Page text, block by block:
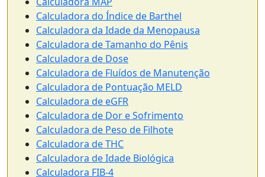
Calculadora do Índice de Barthel
Calculadora da Idade da Menopausa
Calculadora de Tamanho do Pênis
Calculadora de Dose
Calculadora de Fluídos de Manutenção
Calculadora de Pontuação MELD
Calculadora de eGFR
Calculadora de Dor e Sofrimento
Calculadora de Peso de Filhote
Calculadora de THC
Calculadora de Idade Biológica
Calculadora FIB-4